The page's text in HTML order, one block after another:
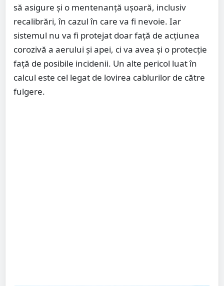
să asigure și o mentenanță ușoară, inclusiv
recalibrări, în cazul în care va fi nevoie. Iar
sistemul nu va fi protejat doar față de acțiunea
corozivă a aerului și apei, ci va avea și o protecție
față de posibile incidenii. Un alte pericol luat în
calcul este cel legat de lovirea cablurilor de către
fulgere.